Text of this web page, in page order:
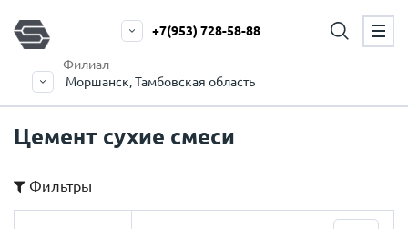
Филиал
Моршанск, Тамбовская область
+7(953) 728-58-88
Цемент сухие смеси
Фильтры